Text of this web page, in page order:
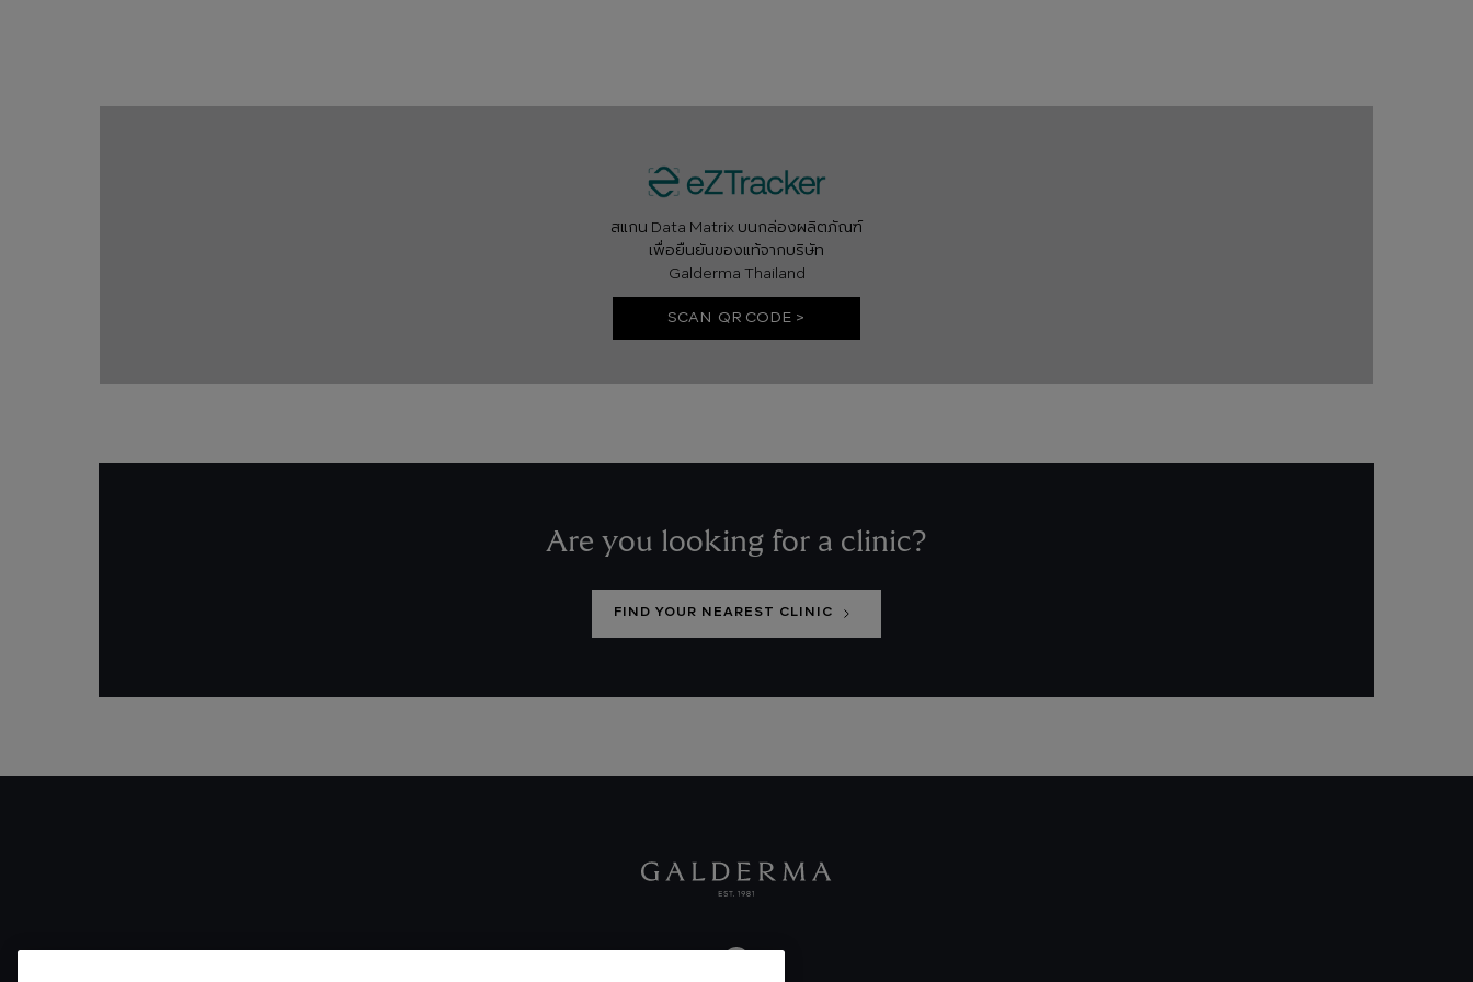
สแกน Data Matrix บนกล่องผลิตภัณฑ์
เพื่อยืนยันของแท้จากบริษัท
Galderma Thailand
SCAN QR CODE >
Are you looking for a clinic?
FIND YOUR NEAREST CLINIC